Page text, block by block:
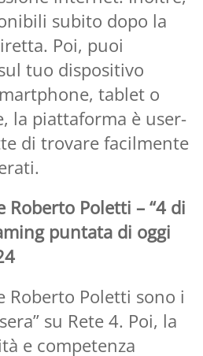
subito dopo la
Poi, puoi
tuo dispositivo
tablet o
la piattaforma è user-
di trovare facilmente
Roberto Poletti – “4 di
puntata di oggi
Roberto Poletti sono i
su Rete 4. Poi, la
e competenza